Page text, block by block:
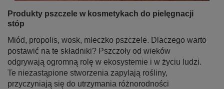
Produkty pszczele w kosmetykach do pielęgnacji
stóp
Miód, propolis, wosk, mleczko pszczele. Dlaczego warto
postawić na te składniki? Pszczoły od wieków
odgrywają ogromną rolę w ekosystemie i w życiu ludzi.
Te niezastąpione stworzenia zapylają rośliny,
przyczyniają się do utrzymania różnorodności